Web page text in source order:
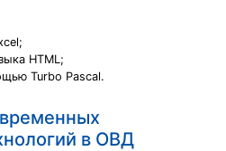
HTML;
Turbo Pascal.
в ОВД